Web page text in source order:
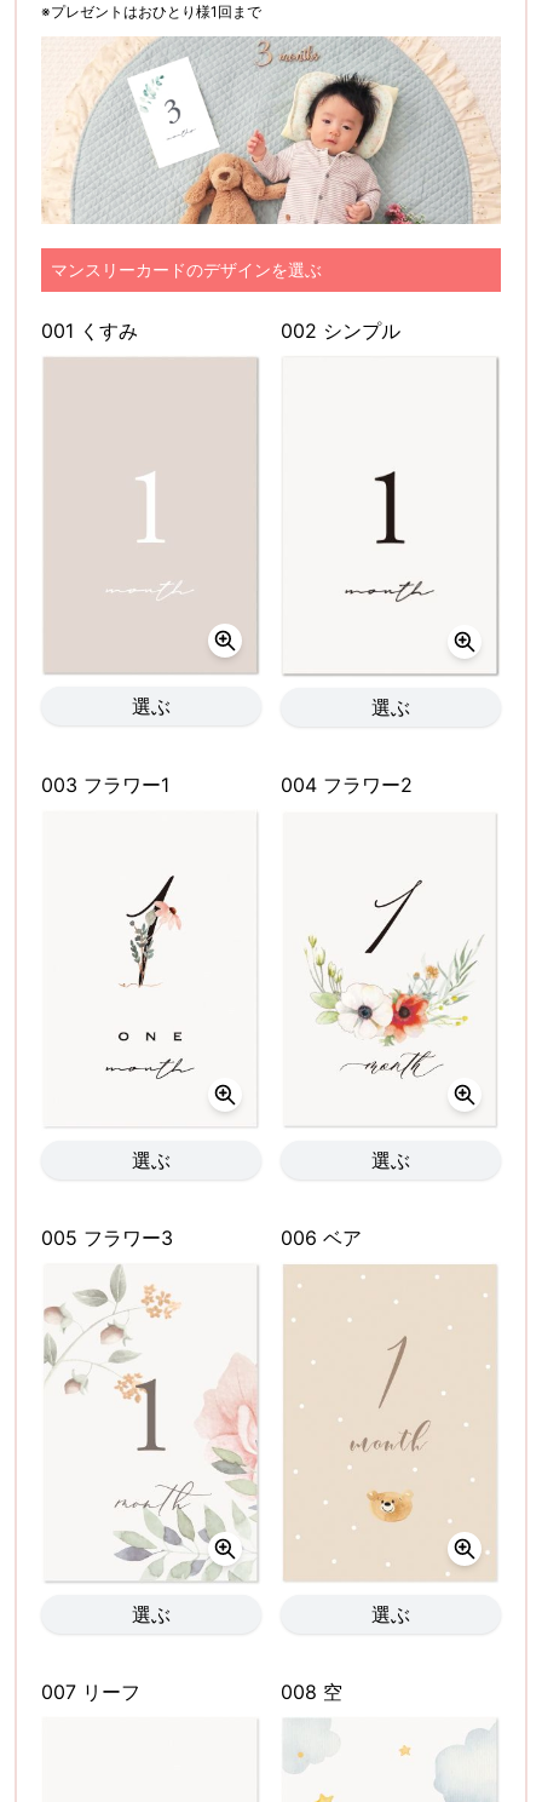
※プレゼントはおひとり様1回まで
マンスリーカードのデザインを選ぶ
001 くすみ
選ぶ
002 シンプル
選ぶ
003 フラワー1
選ぶ
004 フラワー2
選ぶ
005 フラワー3
選ぶ
006 ベア
選ぶ
007 リーフ 008 空